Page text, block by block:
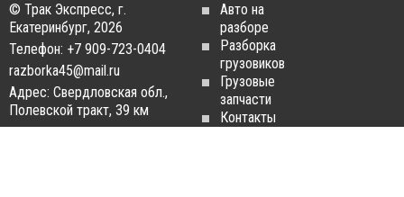
© Трак Экспресс, г.
Екатеринбург, 2026
Телефон: +7 909-723-0404
razborka45@mail.ru
Адрес: Свердловская обл.,
Полевской тракт, 39 км
Авто на
разборе
Разборка
грузовиков
Грузовые
запчасти
Контакты